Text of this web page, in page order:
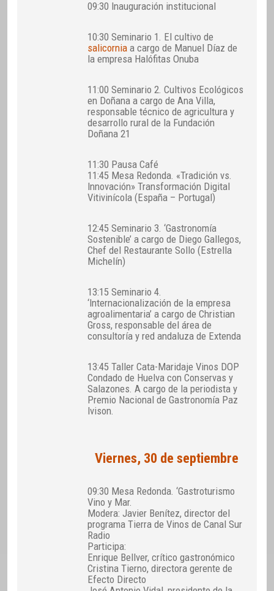
09:30 Inauguración institucional
10:30 Seminario 1. El cultivo de
salicornia a cargo de Manuel Díaz de
la empresa Halófitas Onuba
11:00 Seminario 2. Cultivos Ecológicos
en Doñana a cargo de Ana Villa,
responsable técnico de agricultura y
desarrollo rural de la Fundación
Doñana 21
11:30 Pausa Café
11:45 Mesa Redonda. «Tradición vs.
Innovación» Transformación Digital
Vitivinícola (España – Portugal)
12:45 Seminario 3. ‘Gastronomía
Sostenible’ a cargo de Diego Gallegos,
Chef del Restaurante Sollo (Estrella
Michelín)
13:15 Seminario 4.
‘Internacionalización de la empresa
agroalimentaria’ a cargo de Christian
Gross, responsable del área de
consultoría y red andaluza de Extenda
13:45 Taller Cata-Maridaje Vinos DOP
Condado de Huelva con Conservas y
Salazones. A cargo de la periodista y
Premio Nacional de Gastronomía Paz
Ivison.
Viernes, 30 de septiembre
09:30 Mesa Redonda. ‘Gastroturismo
Vino y Mar.
Modera: Javier Benítez, director del
programa Tierra de Vinos de Canal Sur
Radio
Participa:
Enrique Bellver, crítico gastronómico
Cristina Tierno, directora gerente de
Efecto Directo